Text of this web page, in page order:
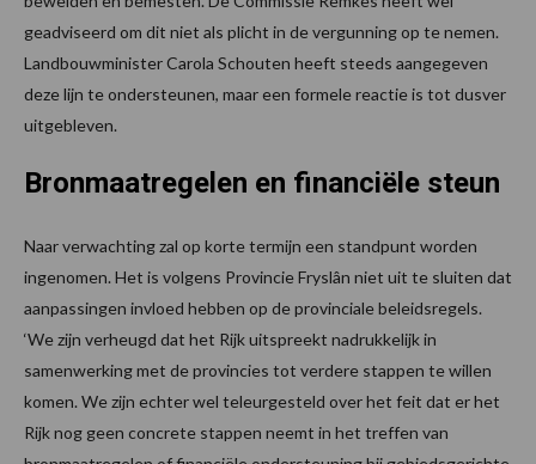
geadviseerd om dit niet als plicht in de vergunning op te nemen.
Landbouwminister Carola Schouten heeft steeds aangegeven
deze lijn te ondersteunen, maar een formele reactie is tot dusver
uitgebleven.
Bronmaatregelen en financiële steun
Naar verwachting zal op korte termijn een standpunt worden
ingenomen. Het is volgens Provincie Fryslân niet uit te sluiten dat
aanpassingen invloed hebben op de provinciale beleidsregels.
‘We zijn verheugd dat het Rijk uitspreekt nadrukkelijk in
samenwerking met de provincies tot verdere stappen te willen
komen. We zijn echter wel teleurgesteld over het feit dat er het
Rijk nog geen concrete stappen neemt in het treffen van